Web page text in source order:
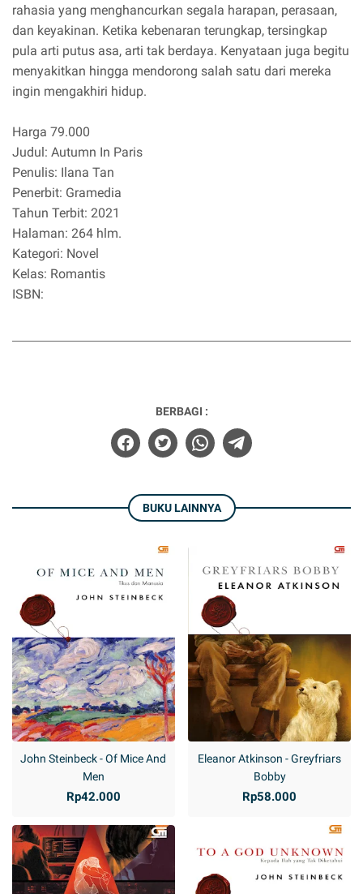
rahasia yang menghancurkan segala harapan, perasaan,
dan keyakinan. Ketika kebenaran terungkap, tersingkap
pula arti putus asa, arti tak berdaya. Kenyataan juga begitu
menyakitkan hingga mendorong salah satu dari mereka
ingin mengakhiri hidup.
Harga 79.000
Judul: Autumn In Paris
Penulis: Ilana Tan
Penerbit: Gramedia
Tahun Terbit: 2021
Halaman: 264 hlm.
Kategori: Novel
Kelas: Romantis
ISBN:
BERBAGI :
BUKU LAINNYA
John Steinbeck - Of Mice And
Men
Rp42.000
Eleanor Atkinson - Greyfriars
Bobby
Rp58.000